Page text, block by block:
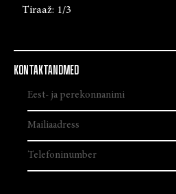
Tiraaž: 1/3
KONTAKTANDMED